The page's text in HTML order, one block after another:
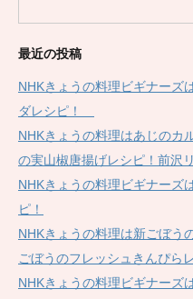
最近の投稿
NHKきょうの料理ビギナーズ
ダレシピ！
NHKきょうの料理はあじのカ
の実山椒唐揚げレシピ！前沢
NHKきょうの料理ビギナーズ
ピ！
NHKきょうの料理は新ごぼう
ごぼうのフレッシュきんぴら
NHKきょうの料理ビギナーズ